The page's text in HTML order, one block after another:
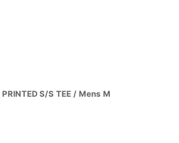
S/S TEE / Mens M